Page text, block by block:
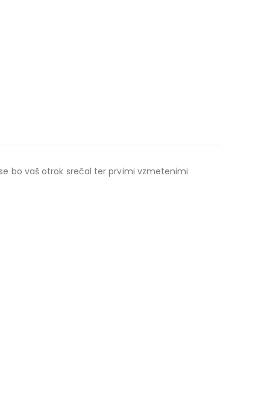
bo vaš otrok srečal ter prvimi vzmetenimi